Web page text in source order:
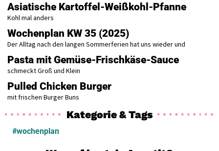
Asiatische Kartoffel-Weißkohl-Pfanne
Kohl mal anders
Wochenplan KW 35 (2025)
Der Alltag nach den langen Sommerferien hat uns wieder und
Pasta mit Gemüse-Frischkäse-Sauce
schmeckt Groß und Klein
Pulled Chicken Burger
mit frischen Burger Buns
Kategorie & Tags
#wochenplan